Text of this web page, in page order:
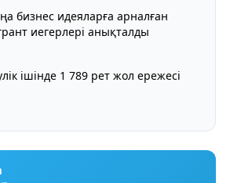
идеяларға арналған
иегерлері анықталды
ішінде 1 789 рет жол ережесі